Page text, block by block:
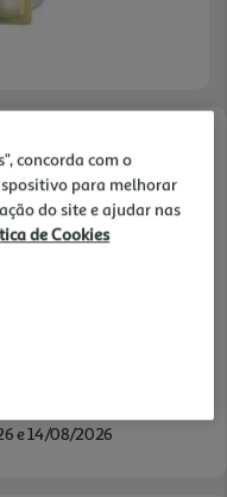
e 14/08/2026
concorda com o
para melhorar
do site e ajudar nas
de Cookies